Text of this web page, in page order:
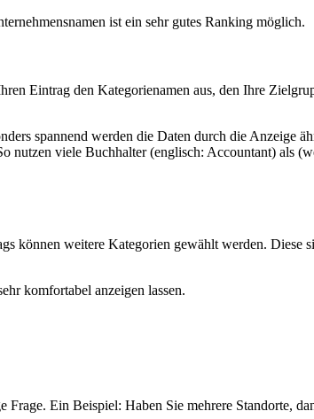
ist ein sehr gutes Ranking möglich.
Eintrag den Kategorienamen aus, den Ihre
spannend werden die Daten durch die Anzeige
viele Buchhalter (englisch: Accountant) als
können weitere Kategorien gewählt werden.
komfortabel anzeigen lassen.
Ein Beispiel: Haben Sie mehrere Standorte,